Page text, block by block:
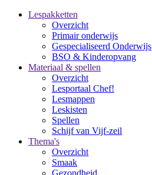
Lespakketten
Overzicht
Primair onderwijs
Gespecialiseerd Onderwijs
BSO & Kinderopvang
Materiaal & spellen
Overzicht
Lesportaal Chef!
Lesmappen
Leskisten
Spellen
Schijf van Vijf-zeil
Thema's
Overzicht
Smaak
Gezondheid